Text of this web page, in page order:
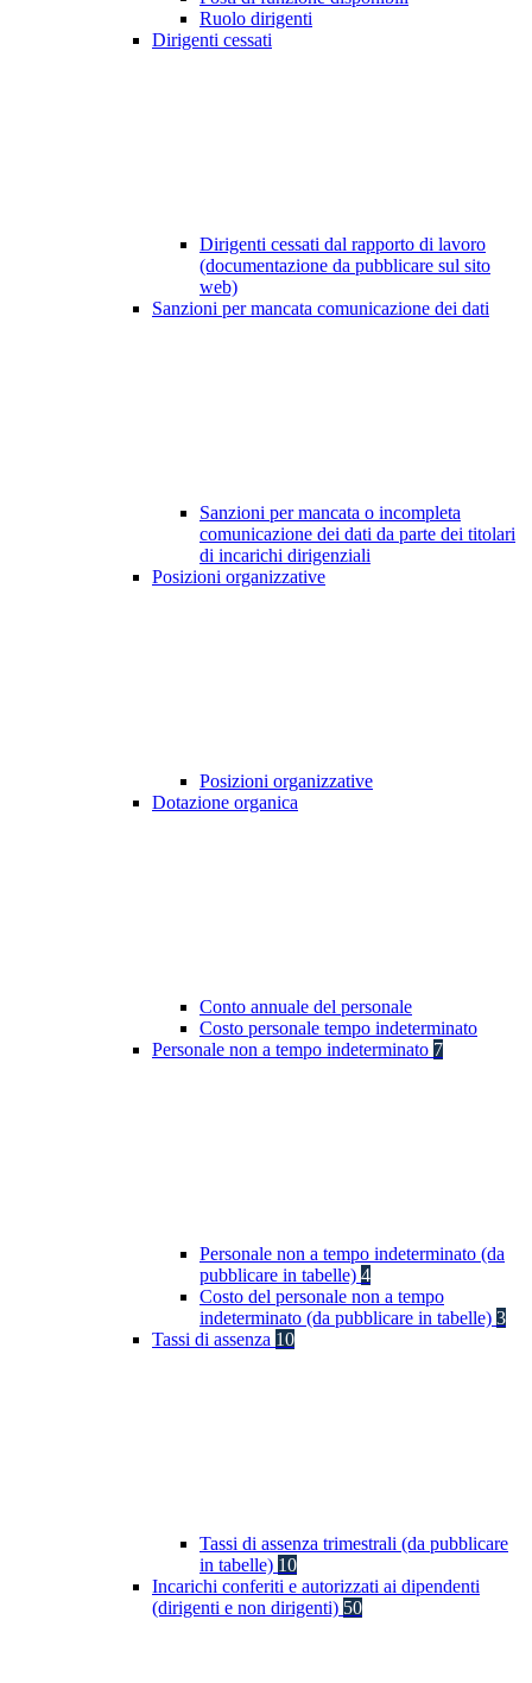
Ruolo dirigenti
Dirigenti cessati
Dirigenti cessati dal rapporto di lavoro
(documentazione da pubblicare sul sito
web)
Sanzioni per mancata comunicazione dei dati
Sanzioni per mancata o incompleta
comunicazione dei dati da parte dei titolari
di incarichi dirigenziali
Posizioni organizzative
Posizioni organizzative
Dotazione organica
Conto annuale del personale
Costo personale tempo indeterminato
Personale non a tempo indeterminato 7
Personale non a tempo indeterminato (da
pubblicare in tabelle) 4
Costo del personale non a tempo
indeterminato (da pubblicare in tabelle) 3
Tassi di assenza 10
Tassi di assenza trimestrali (da pubblicare
in tabelle) 10
Incarichi conferiti e autorizzati ai dipendenti
(dirigenti e non dirigenti) 50